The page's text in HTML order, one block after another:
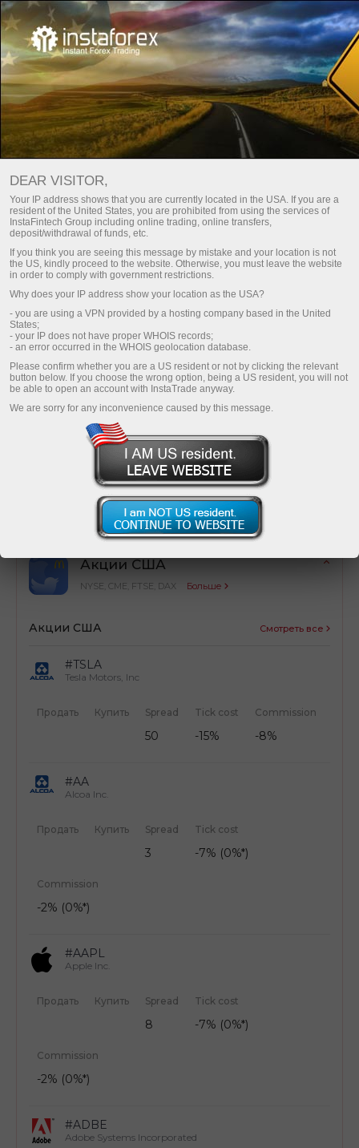
Выбирайте бонус под свой
стиль торговли!
До 100% к депозиту и свободный вывод прибыли
Получить
Оптимизация затрат
Простой расчет торговых затрат от сделок
Акции США
NYSE, CME, FTSE, DAX Больше
Акции США Смотреть все
#TSLA
Tesla Motors, Inc
Продать Купить Spread
50
Tick cost
-15%
Commission
-8%
#AA
Alcoa Inc.
Продать Купить Spread
3
Tick cost
-7% (0%*)
Commission
-2% (0%*)
#AAPL
Apple Inc.
Продать Купить Spread
8
Tick cost
-7% (0%*)
Commission
-2% (0%*)
#ADBE
Adobe Systems Incorporated
DEAR VISITOR,
Your IP address shows that you are currently located in the USA. If you are a
resident of the United States, you are prohibited from using the services of
InstaFintech Group including online trading, online transfers,
deposit/withdrawal of funds, etc.
If you think you are seeing this message by mistake and your location is not
the US, kindly proceed to the website. Otherwise, you must leave the website
in order to comply with government restrictions.
Why does your IP address show your location as the USA?
- you are using a VPN provided by a hosting company based in the United
States;
- your IP does not have proper WHOIS records;
- an error occurred in the WHOIS geolocation database.
Please confirm whether you are a US resident or not by clicking the relevant
button below. If you choose the wrong option, being a US resident, you will not
be able to open an account with InstaTrade anyway.
We are sorry for any inconvenience caused by this message.